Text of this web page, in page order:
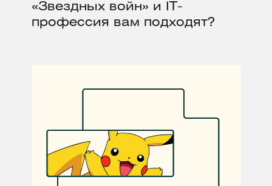
«Звездных войн» и IT-
профессия вам подходят?